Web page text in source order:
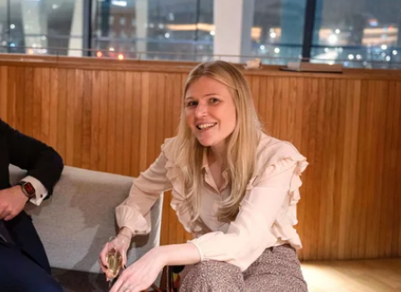
sannsynlig du ikke har råd til.